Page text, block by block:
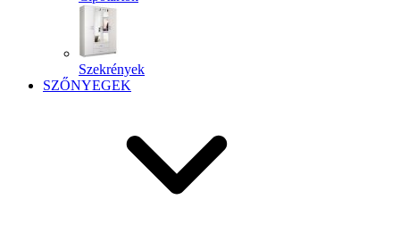
Szekrények
SZŐNYEGEK